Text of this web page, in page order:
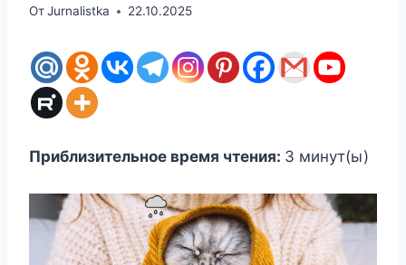
ОтJurnalistka 22.10.2025
Приблизительное время чтения: 3 минут(ы)